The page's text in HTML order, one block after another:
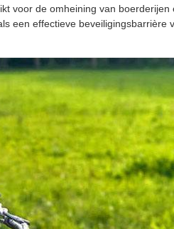
voor de omheining van boerderijen
een effectieve beveiligingsbarrière